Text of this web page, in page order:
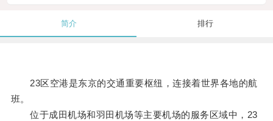
简介 排行
23区空港是东京的交通重要枢纽，连接着世界各地的航
班。
位于成田机场和羽田机场等主要机场的服务区域中，23